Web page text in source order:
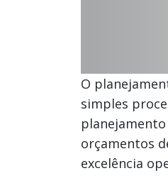
O
simples
orçamentos
excelência